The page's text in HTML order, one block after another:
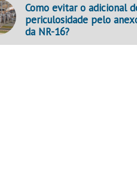
Como evitar o adicional
periculosidade pelo
da NR-16?